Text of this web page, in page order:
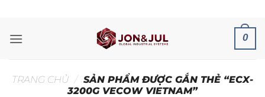
nội
0
TRANG CHỦ / SẢN PHẨM ĐƯỢC GẮN THẺ “ECX-
3200G VECOW VIETNAM”